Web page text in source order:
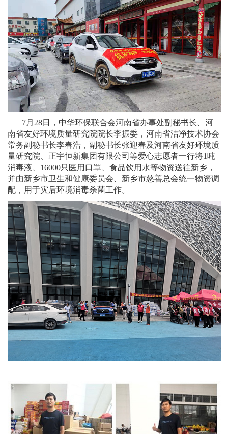
7月28日，中华环保联合会河南省办事处副秘书长、河
南省友好环境质量研究院院长李振委，河南省洁净技术协会
常务副秘书长李春浩，副秘书长张迎春及河南省友好环境质
量研究院、正宇恒新集团有限公司等爱心志愿者一行将1吨
消毒液、16000只医用口罩、食品饮用水等物资送往新乡，
并由新乡市卫生和健康委员会、新乡市慈善总会统一物资调
配，用于灾后环境消毒杀菌工作。